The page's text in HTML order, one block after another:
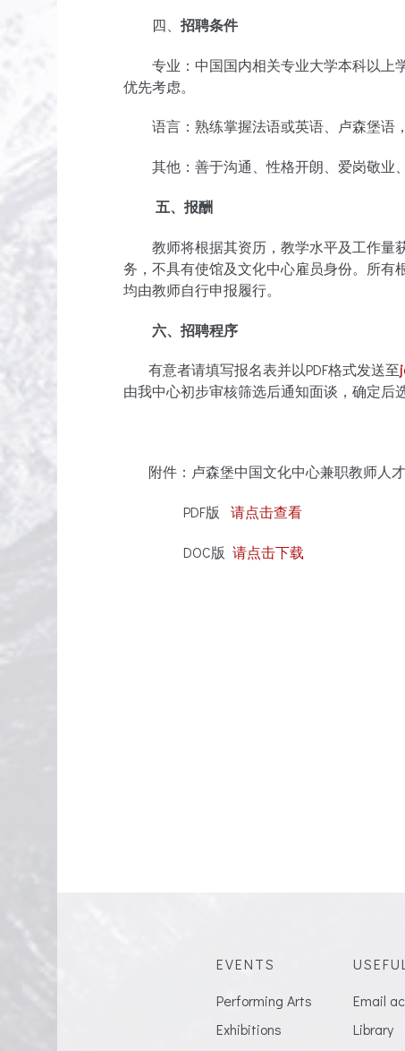
四、招聘条件
专业：中国国内相关专业大学本科以上
优先考虑。
语言：熟练掌握法语或英语、卢森堡语，
其他：善于沟通、性格开朗、爱岗敬业、
五、报酬
教师将根据其资历，教学水平及工作量
务，不具有使馆及文化中心雇员身份。所有
均由教师自行申报履行。
六、招聘程序
有意者请填写报名表并以PDF格式发送至
由我中心初步审核筛选后通知面谈，确定后
附件：卢森堡中国文化中心兼职教师人
PDF版请点击查看
DOC版请点击下载
卢森堡中国
2020年6
EVENTS
Performing Arts
Exhibitions
USEFUL
Email
Library